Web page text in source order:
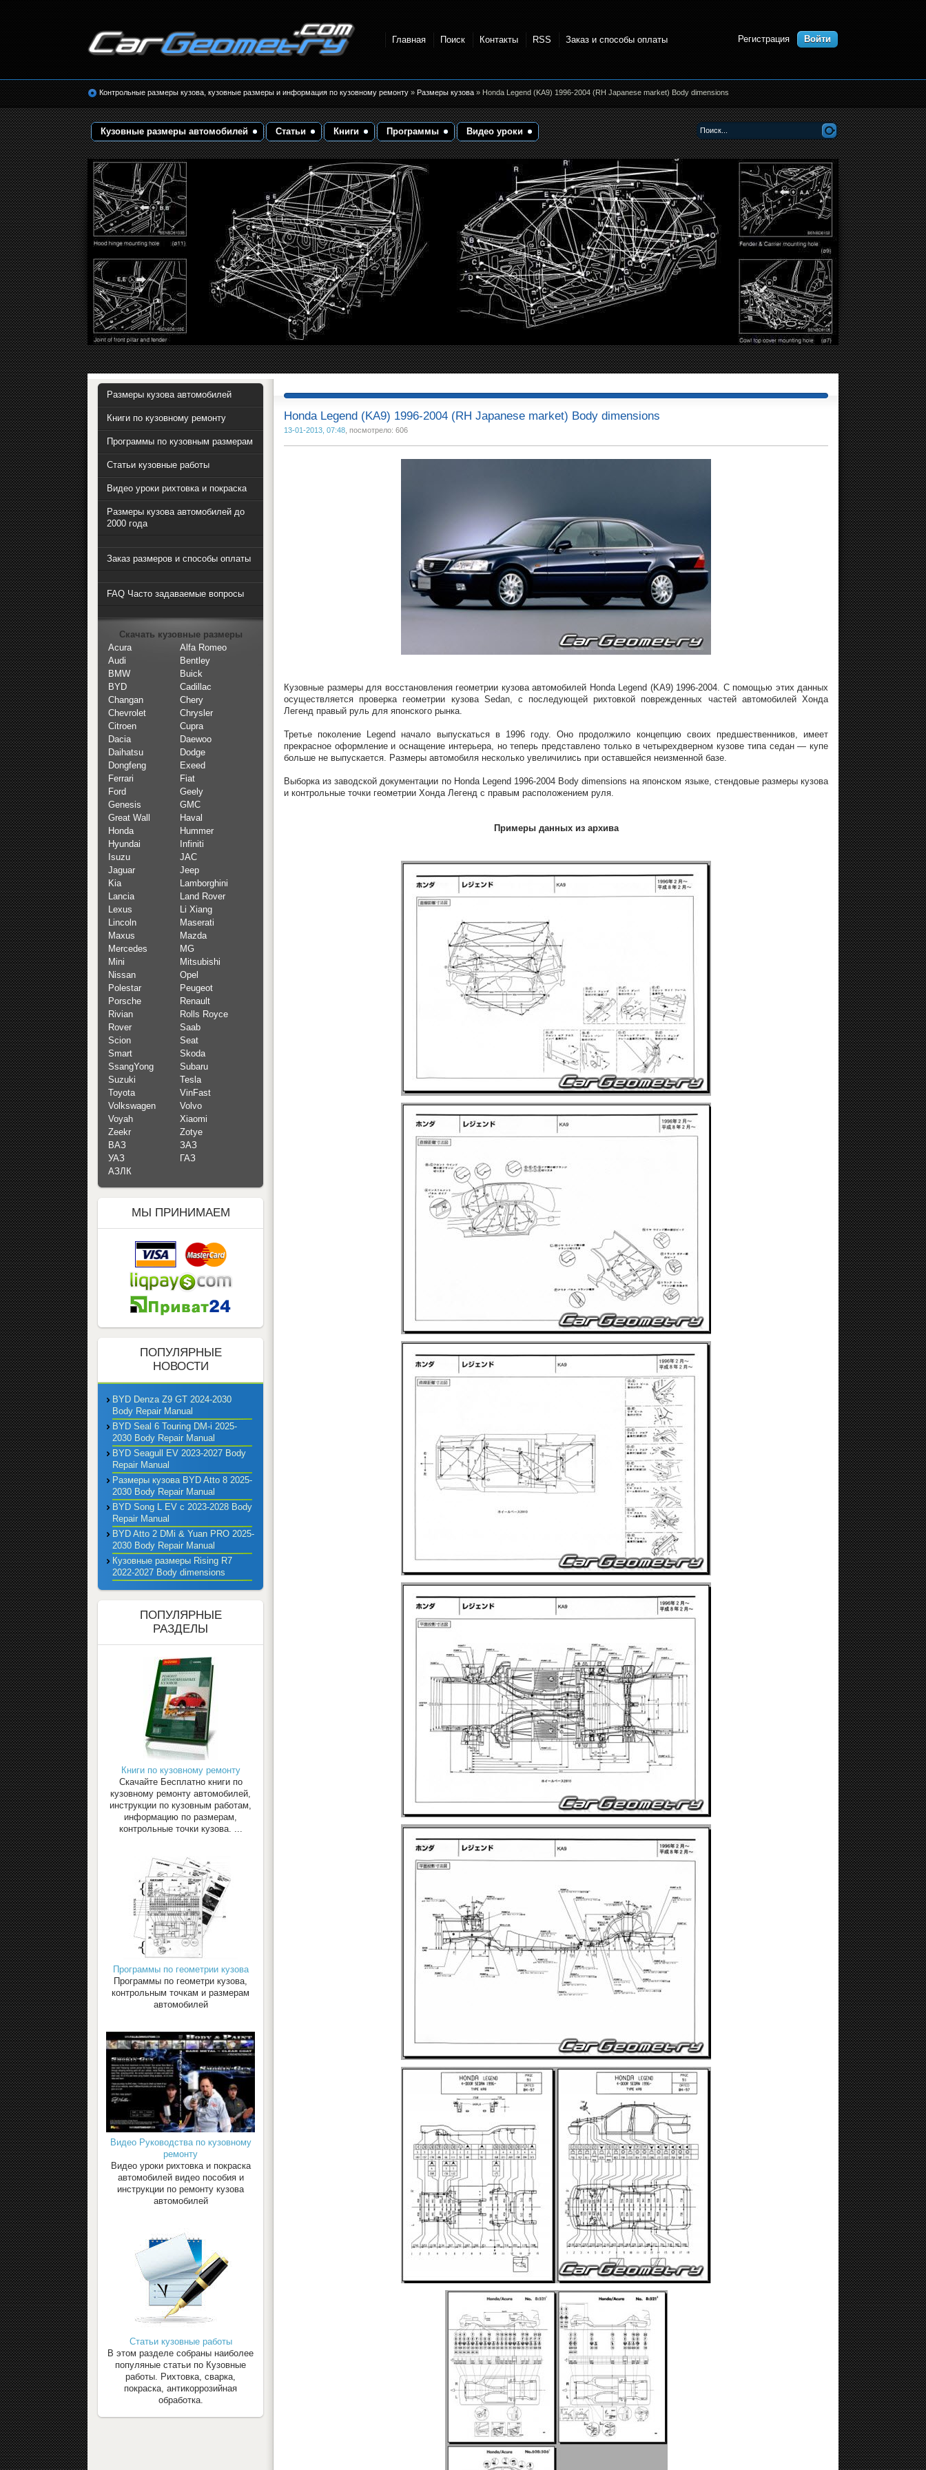
кузовные размеры. Геометрия кузова
Главная Поиск Контакты RSS Заказ и способы оплаты Регистрация Войти
Контрольные размеры кузова, кузовные размеры и информация по кузовному ремонту»Размеры кузова» Honda Legend (KA9) 1996-2004 (RH Japanese market) Body dimensions
Кузовные размеры автомобилей Статьи Книги Программы Видео уроки
Honda Legend (KA9) 1996-2004 (RH Japanese market) Body dimensions
13-01-2013, 07:48, посмотрело: 606
Кузовные размеры для восстановления геометрии кузова автомобилей Honda Legend (KA9) 1996-2004. С помощью этих данных
осуществляется проверка геометрии кузова Sedan, с последующей рихтовкой поврежденных частей автомобилей Хонда
Легенд правый руль для японского рынка.
Третье поколение Legend начало выпускаться в 1996 году. Оно продолжило концепцию своих предшественников, имеет
прекрасное оформление и оснащение интерьера, но теперь представлено только в четырехдверном кузове типа седан — купе
больше не выпускается. Размеры автомобиля несколько увеличились при оставшейся неизменной базе.
Выборка из заводской документации по Honda Legend 1996-2004 Body dimensions на японском языке, стендовые размеры кузова
и контрольные точки геометрии Хонда Легенд с правым расположением руля.
Примеры данных из архива
Размеры кузова автомобилей
Книги по кузовному ремонту
Программы по кузовным размерам
Статьи кузовные работы
Видео уроки рихтовка и покраска
Размеры кузова автомобилей до
2000 года
Заказ размеров и способы оплаты
FAQ Часто задаваемые вопросы
Скачать кузовные размеры
Acura
Alfa Romeo
Audi
Bentley
BMW
Buick
BYD
Cadillac
Changan
Chery
Chevrolet
Chrysler
Citroen
Cupra
Dacia
Daewoo
Daihatsu
Dodge
Dongfeng
Exeed
Ferrari
Fiat
Ford
Geely
Genesis
GMC
Great Wall
Haval
Honda
Hummer
Hyundai
Infiniti
Isuzu
JAC
Jaguar
Jeep
Kia
Lamborghini
Lancia
Land Rover
Lexus
Li Xiang
Lincoln
Maserati
Maxus
Mazda
Mercedes
MG
Mini
Mitsubishi
Nissan
Opel
Polestar
Peugeot
Porsche
Renault
Rivian
Rolls Royce
Rover
Saab
Scion
Seat
Smart
Skoda
SsangYong
Subaru
Suzuki
Tesla
Toyota
VinFast
Volkswagen
Volvo
Voyah
Xiaomi
Zeekr
Zotye
ВАЗ
ЗАЗ
УАЗ
ГАЗ
АЗЛК
МЫ ПРИНИМАЕМ
ПОПУЛЯРНЫЕ
НОВОСТИ
BYD Denza Z9 GT 2024-2030
Body Repair Manual
BYD Seal 6 Touring DM-i 2025-
2030 Body Repair Manual
BYD Seagull EV 2023-2027 Body
Repair Manual
Размеры кузова BYD Atto 8 2025-
2030 Body Repair Manual
BYD Song L EV с 2023-2028 Body
Repair Manual
BYD Atto 2 DMi & Yuan PRO 2025-
2030 Body Repair Manual
Кузовные размеры Rising R7
2022-2027 Body dimensions
ПОПУЛЯРНЫЕ
РАЗДЕЛЫ
Книги по кузовному ремонту
Скачайте Бесплатно книги по
кузовному ремонту автомобилей,
инструкции по кузовным работам,
информацию по размерам,
контрольные точки кузова. ...
Программы по геометрии кузова
Программы по геометри кузова,
контрольным точкам и размерам
автомобилей
Видео Руководства по кузовному
ремонту
Видео уроки рихтовка и покраска
автомобилей видео пособия и
инструкции по ремонту кузова
автомобилей
Статьи кузовные работы
В этом разделе собраны наиболее
популяные статьи по Кузовные
работы. Рихтовка, сварка,
покраска, антикоррозийная
обработка.